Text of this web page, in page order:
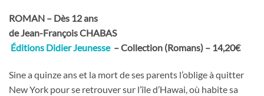
ROMAN – Dès 12 ans
de Jean-François CHABAS
Éditions Didier Jeunesse– Collection (Romans) – 14,20€
Sine a quinze ans et la mort de ses parents l’oblige à quitter
New York pour se retrouver sur l’île d’Hawai, où habite sa